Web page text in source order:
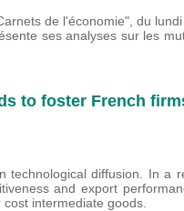
de l'économie", du
ses analyses sur les
to foster French
technological diffusion. In a
and export
intermediate goods.